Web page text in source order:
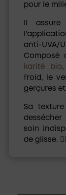
pour le
Il
anti-UVA/
Composé
karité bio
froid, le
gerçures
Sa
dessécher
soin
de glisse.